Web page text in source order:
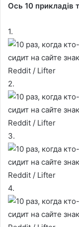
Ось 10 прикладів
1.
Reddit / Lifter
2.
Reddit / Lifter
3.
Reddit / Lifter
4.